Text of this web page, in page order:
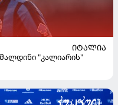
ᲘᲢᲐᲚᲘᲐ
"კალიარის"